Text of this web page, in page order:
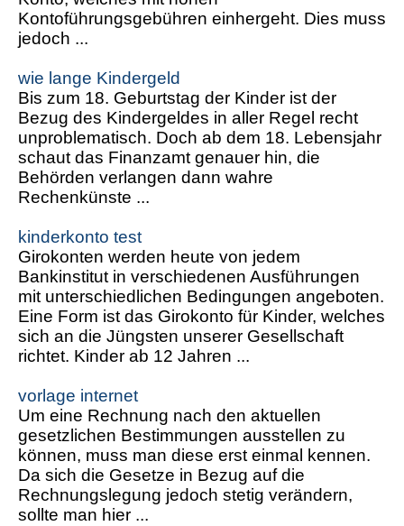
Kontoführungsgebühren einhergeht. Dies muss
jedoch ...
wie lange Kindergeld
Bis zum 18. Geburtstag der Kinder ist der
Bezug des Kindergeldes in aller Regel recht
unproblematisch. Doch ab dem 18. Lebensjahr
schaut das Finanzamt genauer hin, die
Behörden verlangen dann wahre
Rechenkünste ...
kinderkonto test
Girokonten werden heute von jedem
Bankinstitut in verschiedenen Ausführungen
mit unterschiedlichen Bedingungen angeboten.
Eine Form ist das Girokonto für Kinder, welches
sich an die Jüngsten unserer Gesellschaft
richtet. Kinder ab 12 Jahren ...
vorlage internet
Um eine Rechnung nach den aktuellen
gesetzlichen Bestimmungen ausstellen zu
können, muss man diese erst einmal kennen.
Da sich die Gesetze in Bezug auf die
Rechnungslegung jedoch stetig verändern,
sollte man hier ...